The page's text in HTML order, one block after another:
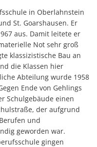
in Oberlahnstein
St. Goarshausen. Er
aus. Damit leitete er
Not sehr groß
klassizistische Bau an
die Klassen hier
Abteilung wurde 1958
Ende von Gehlings
Schulgebäude einen
der aufgrund
und
geworden war.
gingen